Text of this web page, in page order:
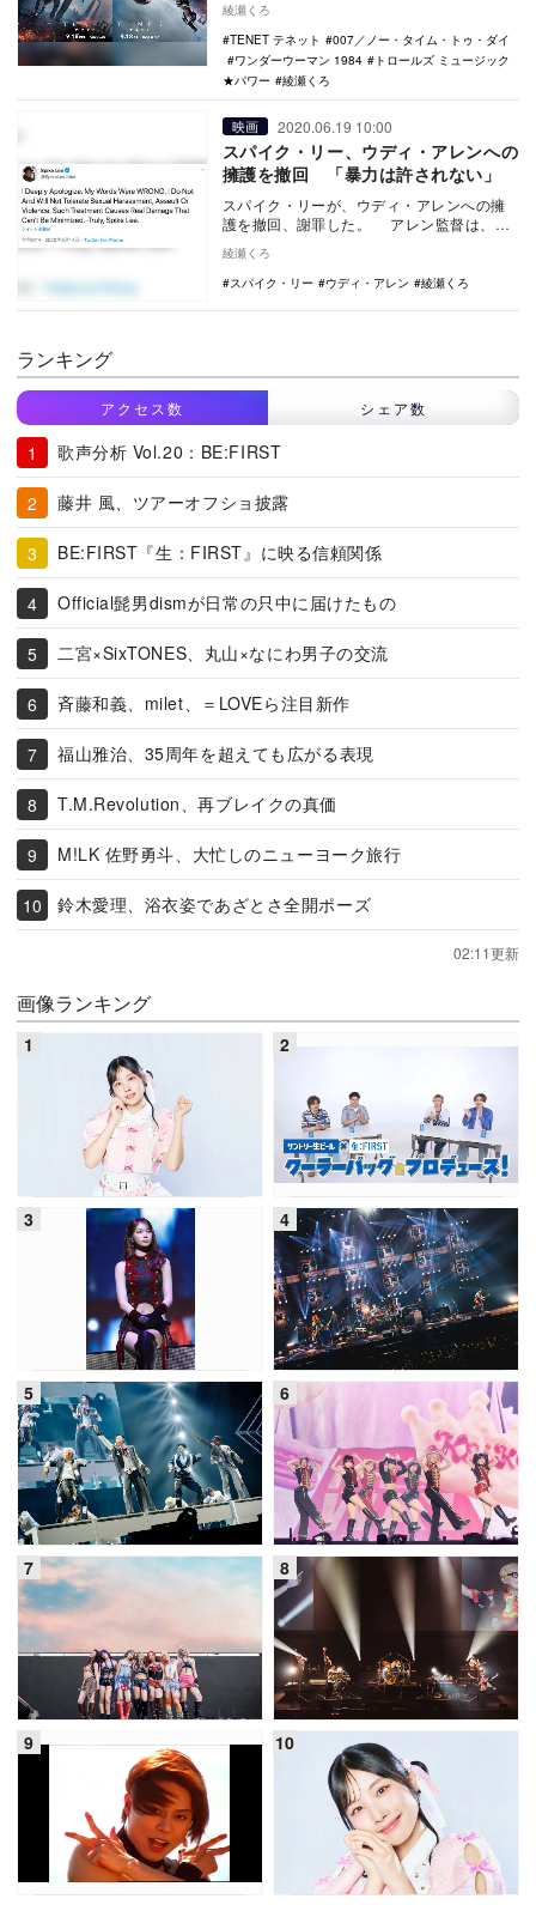
再開す…
綾瀬くろ
TENET テネット
007／ノー・タイム・トゥ・ダイ
ワンダーウーマン 1984
トロールズ ミュージック
★パワー
綾瀬くろ
映画 2020.06.19 10:00
スパイク・リー、ウディ・アレンへの
擁護を撤回 「暴力は許されない」
スパイク・リーが、ウディ・アレンへの擁
護を撤回、謝罪した。 アレン監督は、ハ
ラ告発をき…
綾瀬くろ
スパイク・リー
ウディ・アレン 綾瀬くろ
ランキング
アクセス数 シェア数
歌声分析 Vol.20：BE:FIRST
藤井 風、ツアーオフショ披露
BE:FIRST『生：FIRST』に映る信頼関係
Official髭男dismが日常の只中に届けたもの
二宮×SixTONES、丸山×なにわ男子の交流
斉藤和義、milet、＝LOVEら注目新作
福山雅治、35周年を超えても広がる表現
T.M.Revolution、再ブレイクの真価
M!LK 佐野勇斗、大忙しのニューヨーク旅行
鈴木愛理、浴衣姿であざとさ全開ポーズ
02:11更新
画像ランキング